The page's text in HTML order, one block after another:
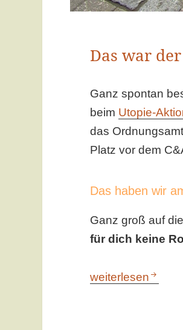
Das war
Ganz spontan
beim Utopie-
das
Platz vor dem
Das haben wir
Ganz groß auf
für dich keine
Das war der
weiterlesen